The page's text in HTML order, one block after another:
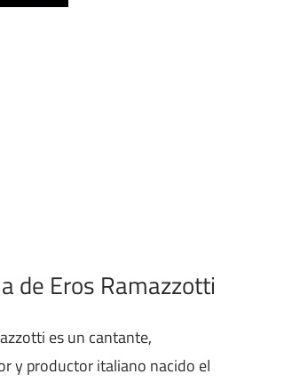
de Eros Ramazzotti
es un cantante,
y productor italiano nacido el